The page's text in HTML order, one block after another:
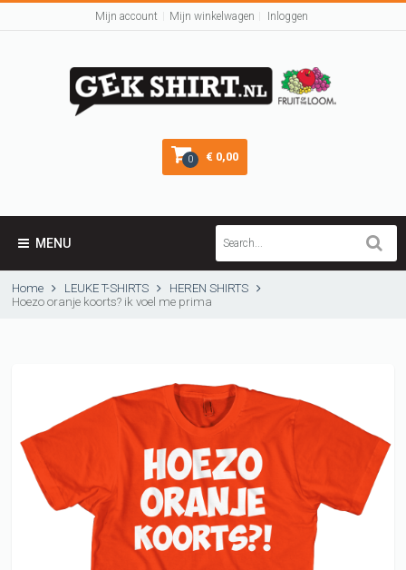
Mijn account Mijn winkelwagen Inloggen
0 € 0,00
MENU
Home LEUKE T-SHIRTS
HEREN SHIRTS
Hoezo oranje koorts? ik voel me prima